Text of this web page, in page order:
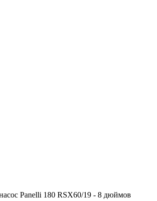
Panelli 180 RSX60/19 - 8 дюймов